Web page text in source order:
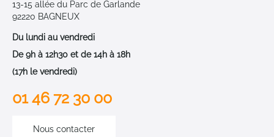
13-15 allée du Parc de Garlande
92220 BAGNEUX
Du lundi au vendredi
De 9h à 12h30 et de 14h à 18h
(17h le vendredi)
01 46 72 30 00
Nous contacter